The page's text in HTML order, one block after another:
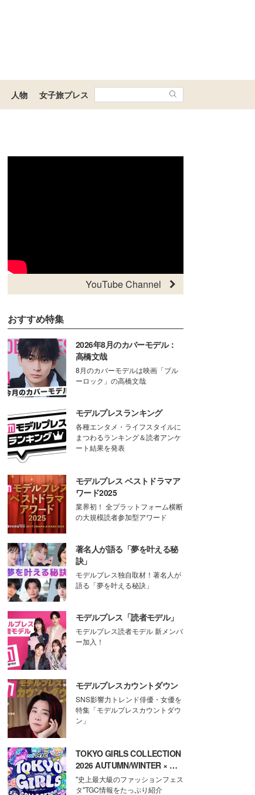
人物 女子旅プレス
YouTube Channel
おすすめ特集
2026年8月のカバーモデル：
高橋文哉
8月のカバーモデルは映画「ブル
ーロック」の高橋文哉
モデルプレスランキング
各種エンタメ・ライフスタイルに
まつわるランキング＆読者アンケ
ート結果を発表
モデルプレス ベストドラマア
ワード2025
業界初！ 全プラットフォーム横断
の大規模読者参加型アワード
著名人が語る「夢を叶える秘
訣」
モデルプレス独自取材！著名人が
語る「夢を叶える秘訣」
モデルプレス「読者モデル」
モデルプレス読者モデル 新メンバ
ー加入！
モデルプレスカウントダウン
SNS影響力トレンド俳優・女優を
特集「モデルプレスカウントダウ
ン」
TOKYO GIRLS COLLECTION
2026 AUTUMN/WINTER × モ
デルプレス
"史上最大級のファッションフェス
タ"TGC情報をたっぷり紹介